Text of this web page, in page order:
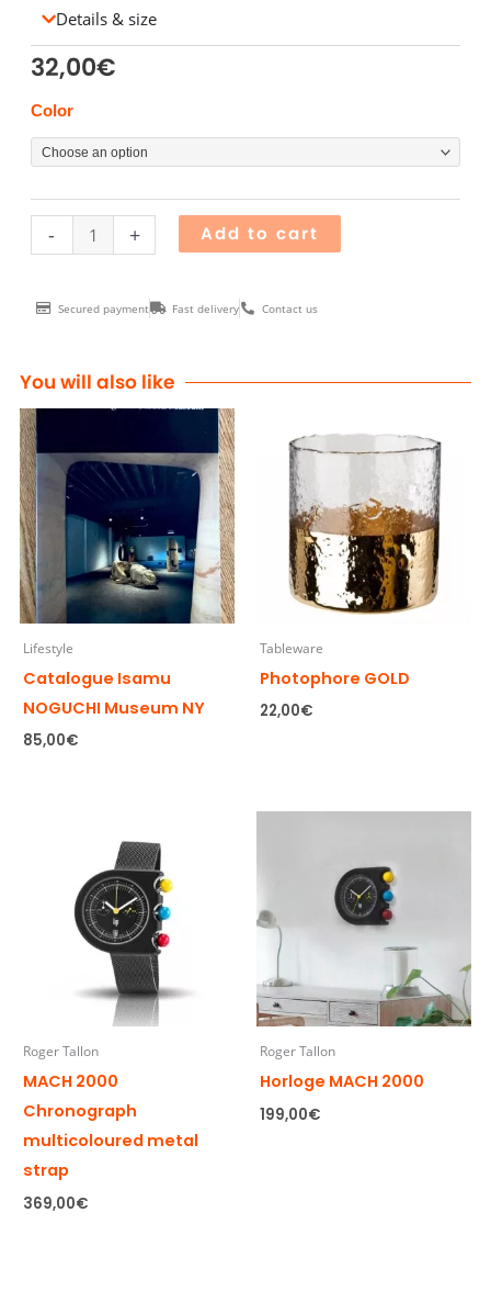
Details & size
32,00€
Color
-
Carafe
TUBE
quantity
+ Add to cart
Secured payment Fast delivery Contact us
You will also like
Lifestyle
Catalogue Isamu
NOGUCHI Museum NY
85,00€
Tableware
Photophore GOLD
22,00€
Roger Tallon
MACH 2000
Chronograph
multicoloured metal
strap
369,00€
Roger Tallon
Horloge MACH 2000
199,00€